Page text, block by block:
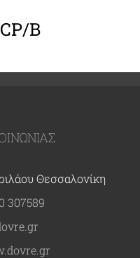
B
Θεσσαλονίκη
307589